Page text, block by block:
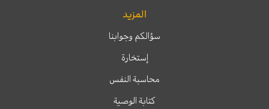
المزيد
سؤالكم وجوابنا
إستخارة
محاسبة النفس
كتابة الوصية